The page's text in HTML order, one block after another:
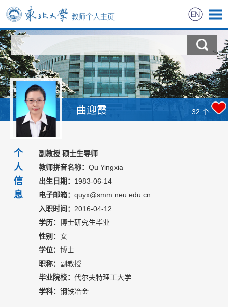
首页
科学研究
教学研究
招生信息
学生信息
教师风采
获奖信息
教师博客
曲迎霞 32 个
个
人
信
息
副教授 硕士生导师
教师拼音名称： Qu Yingxia
出生日期： 1983-06-14
电子邮箱： quyx@smm.neu.edu.cn
入职时间： 2016-04-12
学历： 博士研究生毕业
性别： 女
学位： 博士
职称： 副教授
毕业院校： 代尔夫特理工大学
学科： 钢铁冶金